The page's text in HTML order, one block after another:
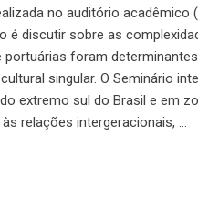
no auditório acadêmico
é discutir sobre as
foram
singular. O Seminário
extremo sul do Brasil e em
relações intergeracionais, ...